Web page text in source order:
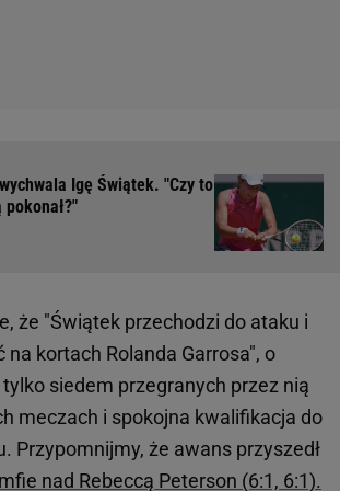
Igę Świątek. "Czy to
że "Świątek przechodzi do ataku i
na kortach Rolanda Garrosa", o
siedem przegranych przez nią
meczach i spokojna kwalifikacja do
Przypomnijmy, że awans przyszedł
nad Rebeccą Peterson (6:1, 6:1).